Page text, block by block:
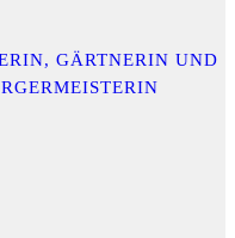
GÄRTNERIN UND